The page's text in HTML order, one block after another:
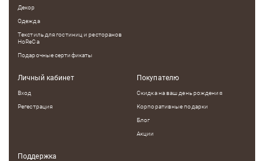
Декор
Одежда
Текстиль для гостиниц и ресторанов
HoReCa
Подарочные сертификаты
Личный кабинет
Вход
Регестрация
Покупателю
Скидка на ваш день рождения
Корпоративные подарки
Блог
Акции
Поддержка